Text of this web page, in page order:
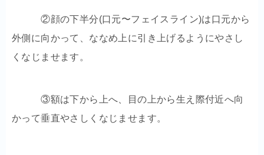
②顔の下半分(口元〜フェイスライン)は口元から
外側に向かって、ななめ上に引き上げるようにやさし
くなじませます。
③額は下から上へ、目の上から生え際付近へ向
かって垂直やさしくなじませます。